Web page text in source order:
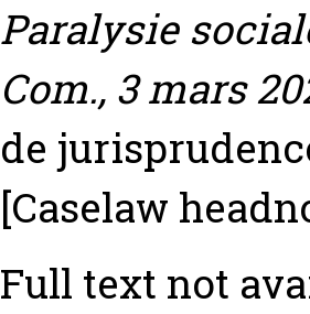
Paralysie
Com., 3 mars
de
[Caselaw
Full text not